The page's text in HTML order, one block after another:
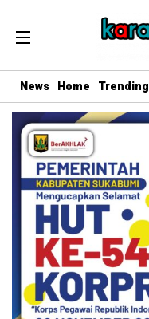
News Home Trending